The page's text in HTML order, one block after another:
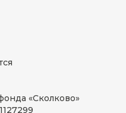
«Сколково»